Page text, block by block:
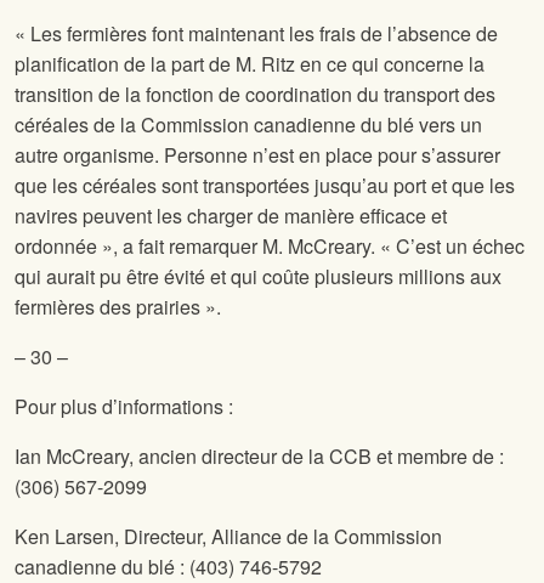
« Les fermières font maintenant les frais de l’absence de
planification de la part de M. Ritz en ce qui concerne la
transition de la fonction de coordination du transport des
céréales de la Commission canadienne du blé vers un
autre organisme. Personne n’est en place pour s’assurer
que les céréales sont transportées jusqu’au port et que les
navires peuvent les charger de manière efficace et
ordonnée », a fait remarquer M. McCreary. « C’est un échec
qui aurait pu être évité et qui coûte plusieurs millions aux
fermières des prairies ».
– 30 –
Pour plus d’informations :
Ian McCreary, ancien directeur de la CCB et membre de :
(306) 567-2099
Ken Larsen, Directeur, Alliance de la Commission
canadienne du blé : (403) 746-5792